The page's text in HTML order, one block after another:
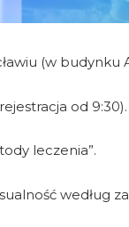
(w budynku
od 9:30).
leczenia”.
według